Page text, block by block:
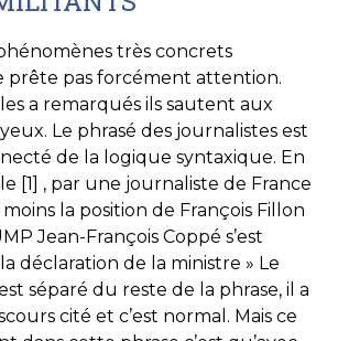
très concrets
prête pas forcément attention.
les a remarqués ils sautent aux
Le phrasé des journalistes est
de la logique syntaxique. En
[1] , par une journaliste de France
moins la position de François Fillon
Jean-François Coppé s’est
déclaration de la ministre » Le
séparé du reste de la phrase, il a
cité et c’est normal. Mais ce